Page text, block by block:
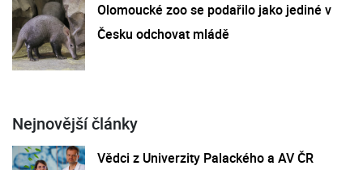
Olomoucké zoo se podařilo jako jediné v
Česku odchovat mládě
Nejnovější články
Vědci z Univerzity Palackého a AV ČR